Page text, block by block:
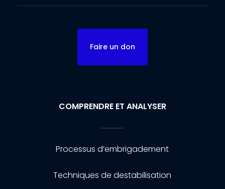
Faire un don
COMPRENDRE ET ANALYSER
Processus d’embrigadement
Techniques de destabilisation